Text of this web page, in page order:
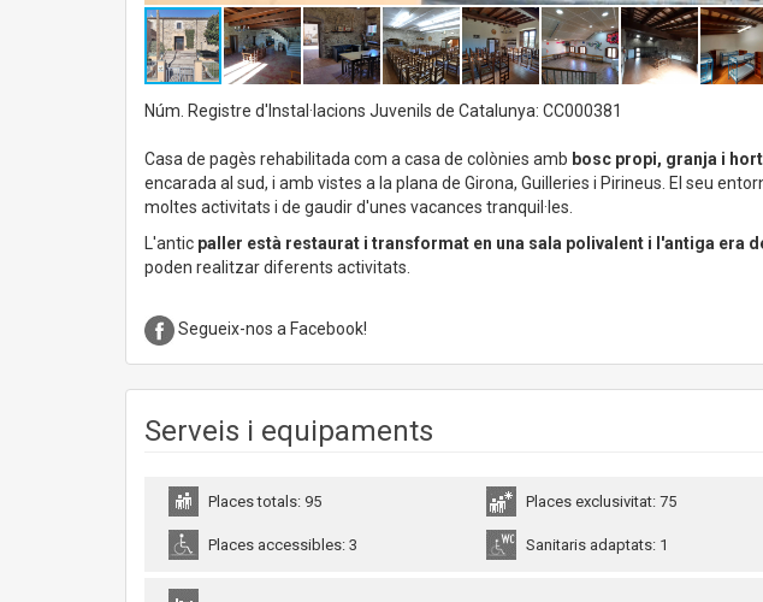
Núm. Registre d'Instal·lacions Juvenils de Catalunya: CC000381
Casa de pagès rehabilitada com a casa de colònies amb bosc propi, granja i
encarada al sud, i amb vistes a la plana de Girona, Guilleries i Pirineus. El seu
moltes activitats i de gaudir d'unes vacances tranquil·les.
L'antic paller està restaurat i transformat en una sala polivalent i l'antiga era
poden realitzar diferents activitats.
Segueix-nos a Facebook!
Serveis i equipaments
Places totals: 95 Places exclusivitat: 75
Places accessibles: 3
Sanitaris adaptats: 1